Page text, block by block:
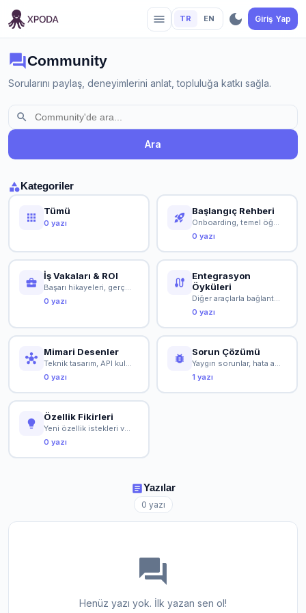
menu TR EN dark_mode Giriş Yap
forumCommunity
Sorularını paylaş, deneyimlerini anlat, topluluğa katkı sağla.
search
Ara
category Kategoriler
apps
Tümü
0 yazı rocket_launch
Başlangıç Rehberi
0 yazı
business_center
İş Vakaları & ROI
0 yazı
cable
Entegrasyon
Öyküleri
Diğer araçlarla bağlantı ve entegrasyon örnekleri
0 yazı
hub
Mimari Desenler
0 yazı
bug_report
Sorun Çözümü
1 yazı
lightbulb
Özellik Fikirleri
Yeni özellik istekleri ve topluluk tartışmaları
0 yazı
articleYazılar
0 yazı
forum
Henüz yazı yok. İlk yazan sen ol!